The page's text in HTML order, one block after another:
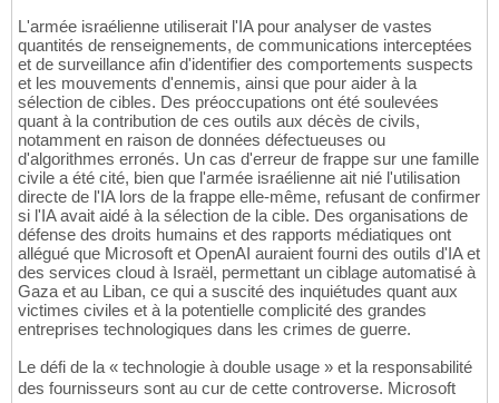
L'armée israélienne utiliserait l'IA pour analyser de vastes
quantités de renseignements, de communications interceptées
et de surveillance afin d'identifier des comportements suspects
et les mouvements d'ennemis, ainsi que pour aider à la
sélection de cibles. Des préoccupations ont été soulevées
quant à la contribution de ces outils aux décès de civils,
notamment en raison de données défectueuses ou
d'algorithmes erronés. Un cas d'erreur de frappe sur une famille
civile a été cité, bien que l'armée israélienne ait nié l'utilisation
directe de l'IA lors de la frappe elle-même, refusant de confirmer
si l'IA avait aidé à la sélection de la cible. Des organisations de
défense des droits humains et des rapports médiatiques ont
allégué que Microsoft et OpenAI auraient fourni des outils d'IA et
des services cloud à Israël, permettant un ciblage automatisé à
Gaza et au Liban, ce qui a suscité des inquiétudes quant aux
victimes civiles et à la potentielle complicité des grandes
entreprises technologiques dans les crimes de guerre.
Le défi de la « technologie à double usage » et la responsabilité
des fournisseurs sont au cur de cette controverse. Microsoft